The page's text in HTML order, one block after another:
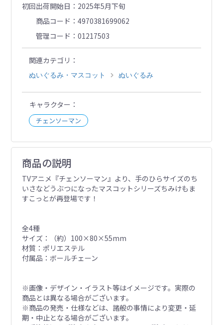
初回出荷開始日
2025年5月下旬
商品コード
4970381699062
管理コード
01217503
関連カテゴリ
ぬいぐるみ・マスコット ぬいぐるみ
キャラクター
チェンソーマン
商品の説明
TVアニメ『チェンソーマン』より、手のひらサイズのち
いさなどうぶつになったマスコットシリーズちみけもま
すこっとが再登場です！
全4種
サイズ：（約）100×80×55mm
材質：ポリエステル
付属品：ボールチェーン
※画像・デザイン・イラスト等はイメージです。実際の
商品とは異なる場合がございます。
※商品の発売・仕様などは、諸般の事情により変更・延
期・中止となる場合がございます。